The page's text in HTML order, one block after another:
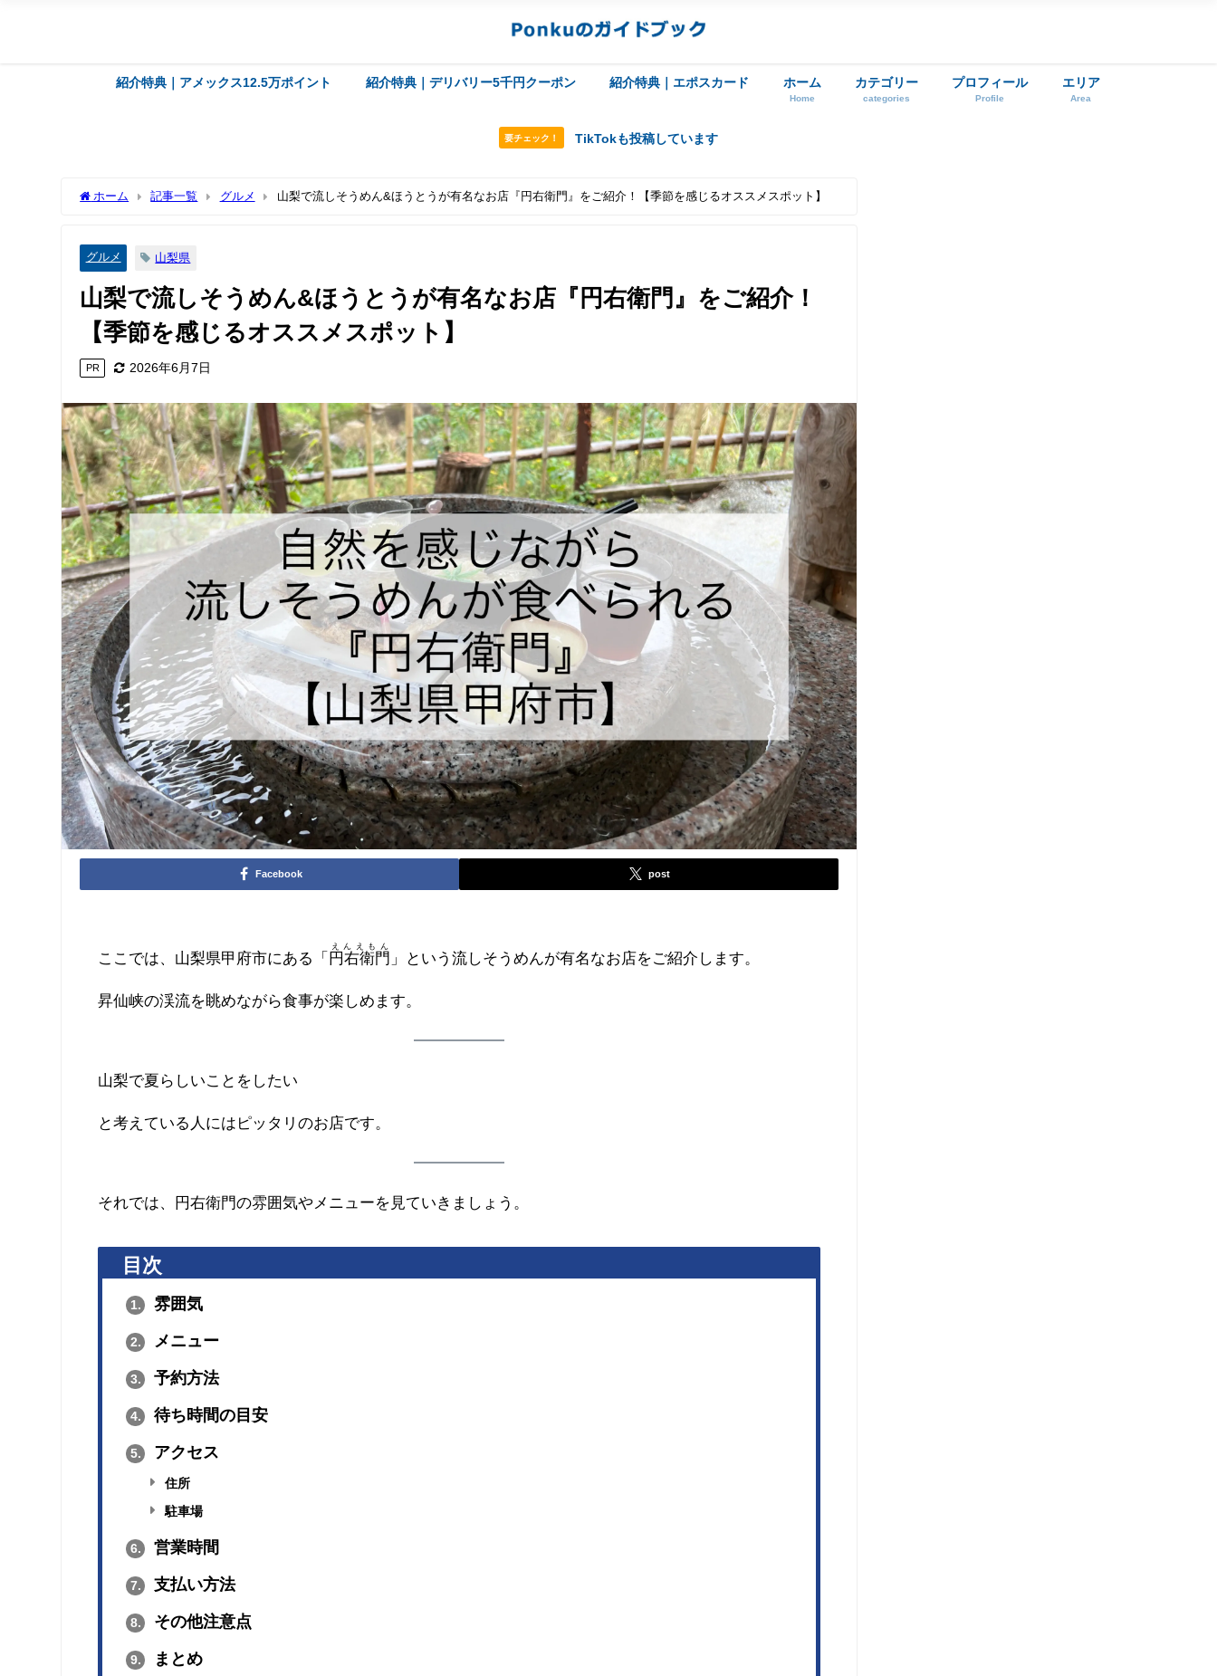
紹介特典｜アメックス12.5万ポイント 紹介特典｜デリバリー5千円クーポン 紹介特典｜エポスカード ホーム
Home
カテゴリー
categories
プロフィール
Profile
エリア
Area
要チェック！ TikTokも投稿しています
ホーム 記事一覧 グルメ 山梨で流しそうめん&ほうとうが有名なお店『円右衛門』をご紹介！【季節を感じるオススメスポット】
グルメ 山梨県
山梨で流しそうめん&ほうとうが有名なお店『円右衛門』をご紹介！
【季節を感じるオススメスポット】
PR 2026年6月7日
Facebook post
ここでは、山梨県甲府市にある「 円右衛門
えんえもん
」という流しそうめんが有名なお店をご紹介します。
昇仙峡の渓流を眺めながら食事が楽しめます。
山梨で夏らしいことをしたい
と考えている人にはピッタリのお店です。
それでは、円右衛門の雰囲気やメニューを見ていきましょう。
目次
1. 雰囲気
2. メニュー
3. 予約方法
4. 待ち時間の目安
5. アクセス
住所
駐車場
6. 営業時間
7. 支払い方法
8. その他注意点
9. まとめ